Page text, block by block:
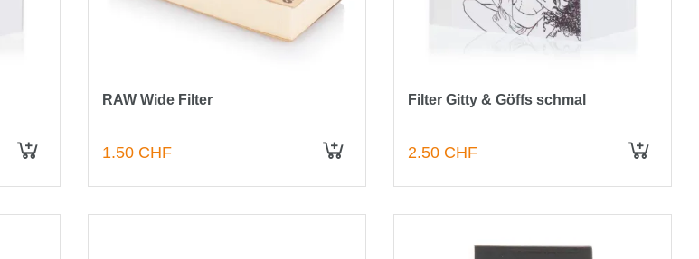
RAW Wide Filter
1.50 CHF
Filter Gitty & Göffs schmal
2.50 CHF